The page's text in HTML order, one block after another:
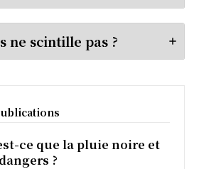
ne scintille pas ?
ce que la pluie noire et
?